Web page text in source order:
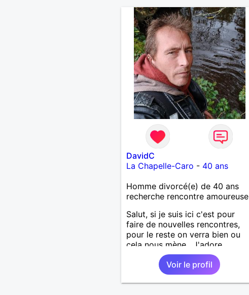
recherche d'une personne
authentique avec qui partager
de belles expériences,
construire une relation sérieuse
basée sur la confiance, le
respect et la complicité. Si tu
apprécies les conversations
sincères, les fous rires et les
personnes qui savent ce qu'elles
veulent, n'hésite pas à venir
discuter. Au plaisir de faire
connaissance !
DavidC
La Chapelle-Caro - 40 ans
Homme divorcé(e) de 40 ans
recherche rencontre amoureuse
Salut, si je suis ici c'est pour
faire de nouvelles rencontres,
pour le reste on verra bien ou
cela nous mène . J'adore
découvrir de nouvelles choses ,
alors si vous voulez m'initier à
l'une de vos activités je suis
partant.
Voir le profil